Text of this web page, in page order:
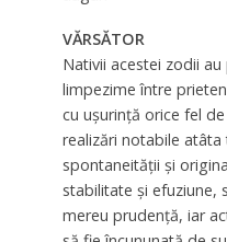
VĂRSĂTOR
Nativii acestei zodii
limpezime între
cu uşurinţă orice fel
realizări notabile
spontaneităţii şi
stabilitate şi efuziune,
mereu prudenţă, iar